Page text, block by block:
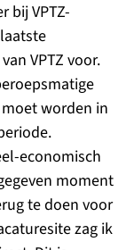
bij VPTZ-
VPTZ voor.
worden in
economisch
moment
te doen voor
zag ik